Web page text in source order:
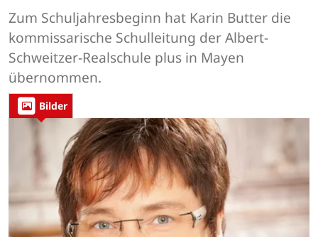
Zum Schuljahresbeginn hat Karin Butter die
kommissarische Schulleitung der Albert-
Schweitzer-Realschule plus in Mayen
übernommen.
Bilder